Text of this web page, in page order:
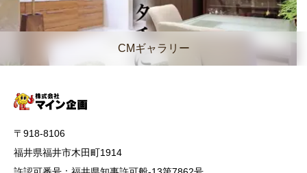
CMギャラリー
〒918-8106
福井県福井市木田町1914